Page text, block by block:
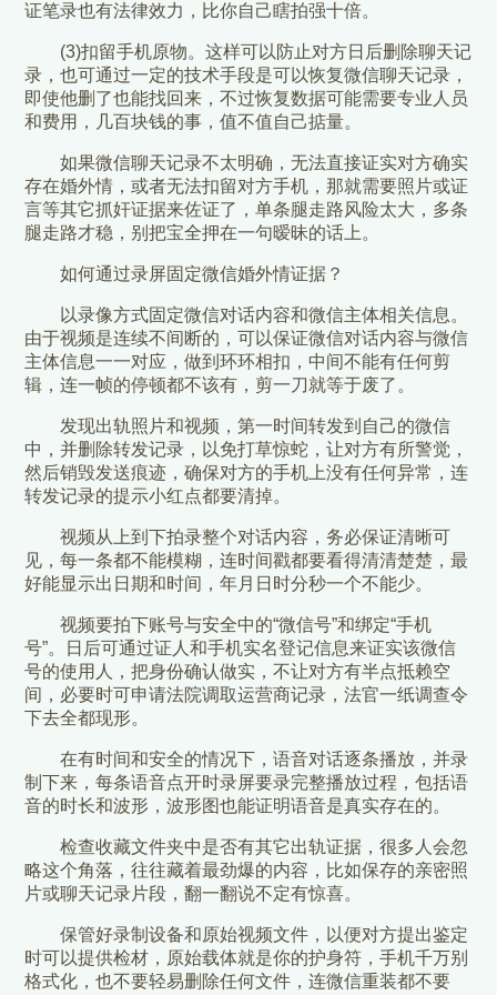
证笔录也有法律效力，比你自己瞎拍强十倍。
(3)扣留手机原物。这样可以防止对方日后删除聊天记
录，也可通过一定的技术手段是可以恢复微信聊天记录，
即使他删了也能找回来，不过恢复数据可能需要专业人员
和费用，几百块钱的事，值不值自己掂量。
如果微信聊天记录不太明确，无法直接证实对方确实
存在婚外情，或者无法扣留对方手机，那就需要照片或证
言等其它抓奸证据来佐证了，单条腿走路风险太大，多条
腿走路才稳，别把宝全押在一句暧昧的话上。
如何通过录屏固定微信婚外情证据？
以录像方式固定微信对话内容和微信主体相关信息。
由于视频是连续不间断的，可以保证微信对话内容与微信
主体信息一一对应，做到环环相扣，中间不能有任何剪
辑，连一帧的停顿都不该有，剪一刀就等于废了。
发现出轨照片和视频，第一时间转发到自己的微信
中，并删除转发记录，以免打草惊蛇，让对方有所警觉，
然后销毁发送痕迹，确保对方的手机上没有任何异常，连
转发记录的提示小红点都要清掉。
视频从上到下拍录整个对话内容，务必保证清晰可
见，每一条都不能模糊，连时间戳都要看得清清楚楚，最
好能显示出日期和时间，年月日时分秒一个不能少。
视频要拍下账号与安全中的“微信号”和绑定“手机
号”。日后可通过证人和手机实名登记信息来证实该微信
号的使用人，把身份确认做实，不让对方有半点抵赖空
间，必要时可申请法院调取运营商记录，法官一纸调查令
下去全都现形。
在有时间和安全的情况下，语音对话逐条播放，并录
制下来，每条语音点开时录屏要录完整播放过程，包括语
音的时长和波形，波形图也能证明语音是真实存在的。
检查收藏文件夹中是否有其它出轨证据，很多人会忽
略这个角落，往往藏着最劲爆的内容，比如保存的亲密照
片或聊天记录片段，翻一翻说不定有惊喜。
保管好录制设备和原始视频文件，以便对方提出鉴定
时可以提供检材，原始载体就是你的护身符，手机千万别
格式化，也不要轻易删除任何文件，连微信重装都不要